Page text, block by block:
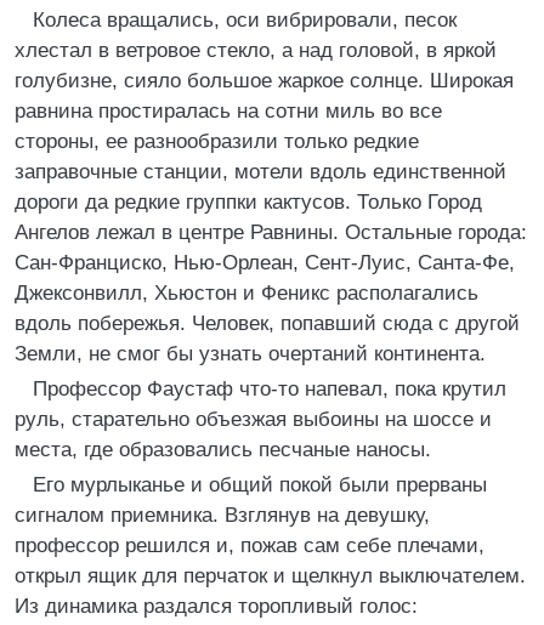
Колеса вращались, оси вибрировали, песок
хлестал в ветровое стекло, а над головой, в яркой
голубизне, сияло большое жаркое солнце. Широкая
равнина простиралась на сотни миль во все
стороны, ее разнообразили только редкие
заправочные станции, мотели вдоль единственной
дороги да редкие группки кактусов. Только Город
Ангелов лежал в центре Равнины. Остальные города:
Сан-Франциско, Нью-Орлеан, Сент-Луис, Санта-Фе,
Джексонвилл, Хьюстон и Феникс располагались
вдоль побережья. Человек, попавший сюда с другой
Земли, не смог бы узнать очертаний континента.
Профессор Фаустаф что-то напевал, пока крутил
руль, старательно объезжая выбоины на шоссе и
места, где образовались песчаные наносы.
Его мурлыканье и общий покой были прерваны
сигналом приемника. Взглянув на девушку,
профессор решился и, пожав сам себе плечами,
открыл ящик для перчаток и щелкнул выключателем.
Из динамика раздался торопливый голос: